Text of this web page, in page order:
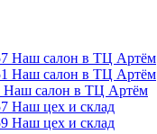
Наш салон в ТЦ Артём
Наш салон в ТЦ Артём
Наш салон в ТЦ Артём
Наш цех и склад
Наш цех и склад